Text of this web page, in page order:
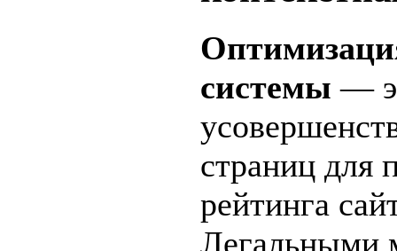
системы —
страниц для
рейтинга
Легальными